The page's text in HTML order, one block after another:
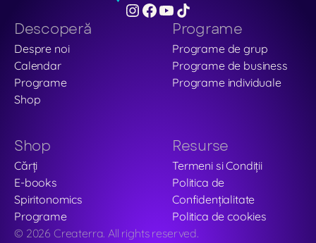
Descoperă
Despre noi
Calendar
Programe
Shop
Programe
Programe de grup
Programe de business
Programe individuale
Shop
Cărți
E-books
Spiritonomics
Programe
Resurse
Termeni si Condiții
Politica de
Confidențialitate
Politica de cookies
© 2026 Createrra. All rights reserved.